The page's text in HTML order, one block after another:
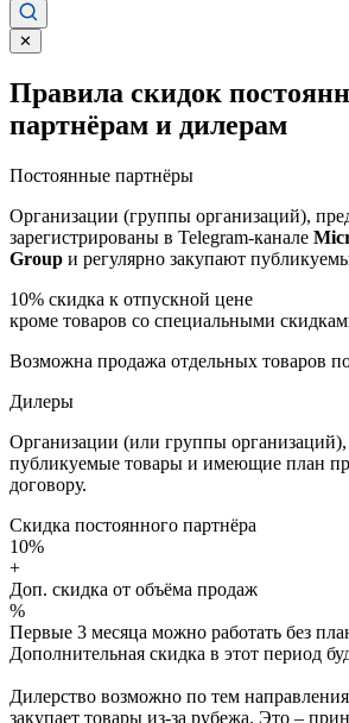
✕
Правила скидок
партнёрам и дилерам
Постоянные партнёры
Организации (группы организаций),
зарегистрированы в Telegram-канале
Group и регулярно закупают
10% скидка к отпускной цене
кроме товаров со специальными
Возможна продажа отдельных товаров
Дилеры
Организации (или группы
публикуемые товары и имеющие план
договору.
Скидка постоянного партнёра
10%
+
Доп. скидка от объёма продаж
%
Первые 3 месяца можно работать без
Дополнительная скидка в этот период
Дилерство возможно по тем
закупает товары из-за рубежа. Это –